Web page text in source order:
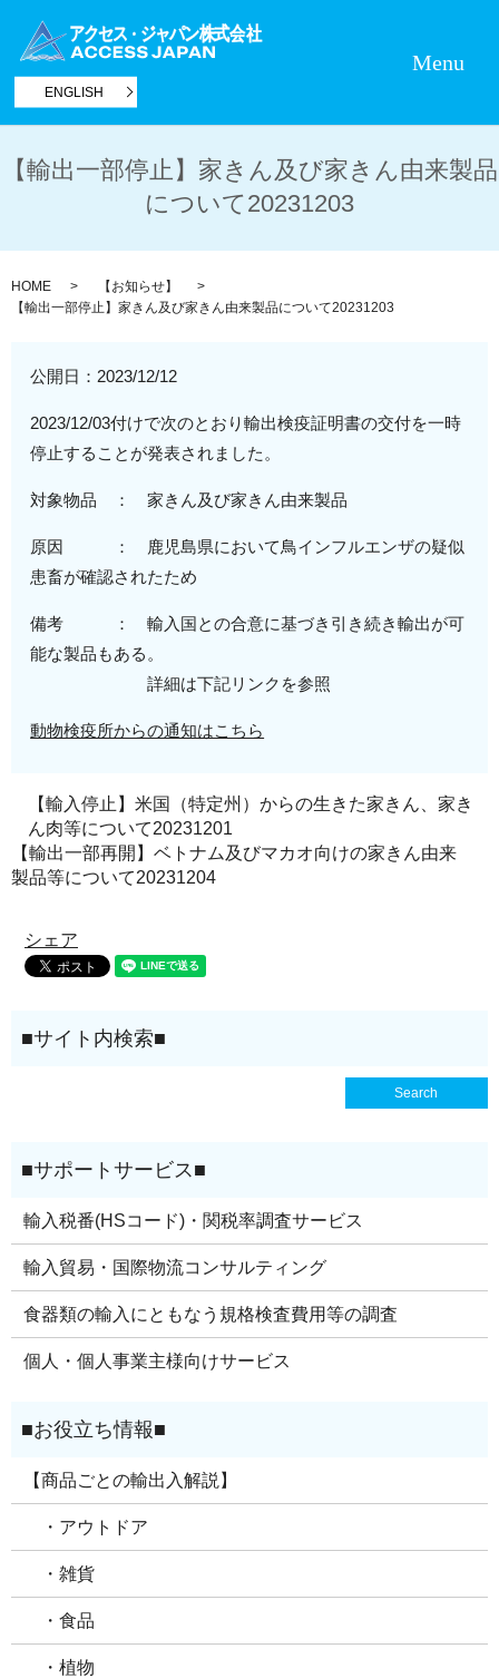
ENGLISH
Menu
【輸出一部停止】家きん及び家きん由来製品
について20231203
HOME
【お知らせ】
【輸出一部停止】家きん及び家きん由来製品について20231203
公開日： 2023/12/12
2023/12/03付けで次のとおり輸出検疫証明書の交付を一時
停止することが発表されました。
対象物品 ： 家きん及び家きん由来製品
原因 ： 鹿児島県において鳥インフルエンザの疑似
患畜が確認されたため
備考 ： 輸入国との合意に基づき引き続き輸出が可
能な製品もある。
詳細は下記リンクを参照
動物検疫所からの通知はこちら
【輸入停止】米国（特定州）からの生きた家きん、家き
ん肉等について20231201
【輸出一部再開】ベトナム及びマカオ向けの家きん由来
製品等について20231204
シェア
輸入税番(HSコード)・関税率調査サービス
輸入貿易・国際物流コンサルティング
食器類の輸入にともなう規格検査費用等の調査
個人・個人事業主様向けサービス
【商品ごとの輸出入解説】
・アウトドア
・雑貨
・食品
・植物